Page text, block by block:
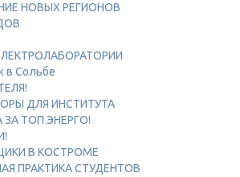
НОВЫХ РЕГИОНОВ
в Сольбе
ДЛЯ ИНСТИТУТА
ТОП ЭНЕРГО!
В КОСТРОМЕ
ПРАКТИКА СТУДЕНТОВ